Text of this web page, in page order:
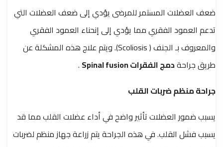
ضعف العضلات المستمر للمرضى يؤدي إلى ضعف العضلات التي
تدعم العمود الفقري مما يؤدي إلى إنحناء العمود الفقري
والمعروف بـ الجنف ( Scoliosis). ويتم علاج هذه المشكلة عن
طريق جراحةدمج الفقرات Spinal fusion
.
جراحة منظم ضربات القلب
يسبب ضمور العضلات تأثير واضح في أداء عضلات القلب مما قد
يسبب فشل القلب. في هذه الجراحة يتم زراعة جهاز منظم لضربات